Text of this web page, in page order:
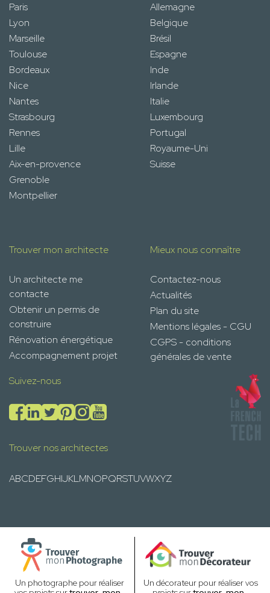
Paris
Lyon
Marseille
Toulouse
Bordeaux
Nice
Nantes
Strasbourg
Rennes
Lille
Aix-en-provence
Grenoble
Montpellier
Allemagne
Belgique
Brésil
Espagne
Inde
Irlande
Italie
Luxembourg
Portugal
Royaume-Uni
Suisse
Trouver mon architecte
Un architecte me
contacte
Obtenir un permis de
construire
Rénovation énergétique
Accompagnement projet
Mieux nous connaître
Contactez-nous
Actualités
Plan du site
Mentions légales - CGU
CGPS - conditions
générales de vente
Suivez-nous
Trouver nos architectes
ABCDEFGHIJKLMNOPQRSTUVWXYZ
Un photographe pour réaliser
Un décorateur pour réaliser vos